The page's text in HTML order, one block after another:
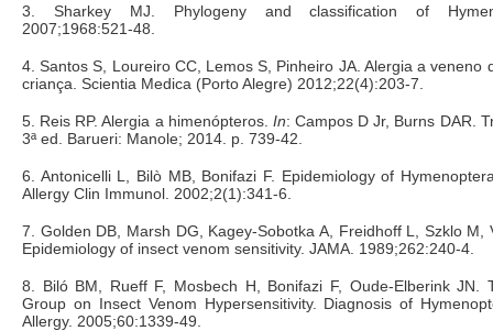
3. Sharkey MJ. Phylogeny and classification of
2007;1968:521-48.
4. Santos S, Loureiro CC, Lemos S, Pinheiro JA. Alergia a veneno
criança. Scientia Medica (Porto Alegre) 2012;22(4):203-7.
5. Reis RP. Alergia a himenópteros. In: Campos D Jr, Burns DAR.
3ª ed. Barueri: Manole; 2014. p. 739-42.
6. Antonicelli L, Bilò MB, Bonifazi F. Epidemiology of
Allergy Clin Immunol. 2002;2(1):341-6.
7. Golden DB, Marsh DG, Kagey-Sobotka A, Freidhoff L, Szklo M,
Epidemiology of insect venom sensitivity. JAMA. 1989;262:240-4.
8. Biló BM, Rueff F, Mosbech H, Bonifazi F, Oude-Elberink JN.
Group on Insect Venom Hypersensitivity. Diagnosis of
Allergy. 2005;60:1339-49.